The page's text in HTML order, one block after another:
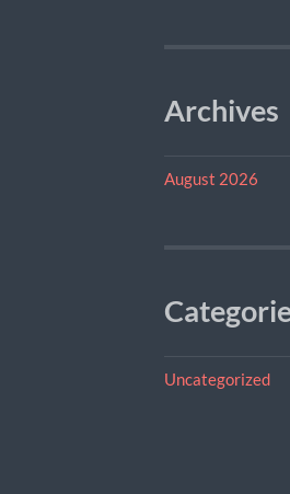
Archives
August 2026
Uncategorized